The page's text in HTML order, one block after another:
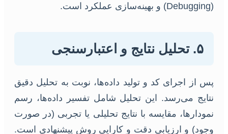
(Debugging) و بهینه‌سازی عملکرد است.
۵. تحلیل نتایج و اعتبارسنجی
پس از اجرای کد و تولید داده‌ها، نوبت به تحلیل دقیق
نتایج می‌رسد. این تحلیل شامل تفسیر داده‌ها، رسم
نمودارها، مقایسه با نتایج تحلیلی یا تجربی (در صورت
وجود) و ارزیابی دقت و کارایی روش پیشنهادی است.